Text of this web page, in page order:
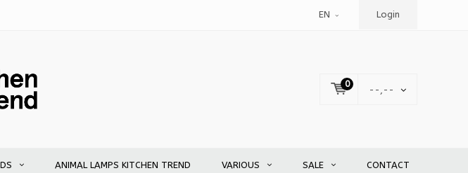
EN Login
0
--,--
ANIMAL LAMPS KITCHEN TREND VARIOUS SALE CONTACT